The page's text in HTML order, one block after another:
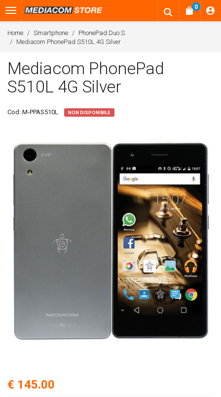
0
Home Smartphone
PhonePad Duo S
Mediacom PhonePad S510L 4G Silver
Mediacom PhonePad
S510L 4G Silver
Cod: M-PPAS510L NON DISPONIBILE
€ 145.00